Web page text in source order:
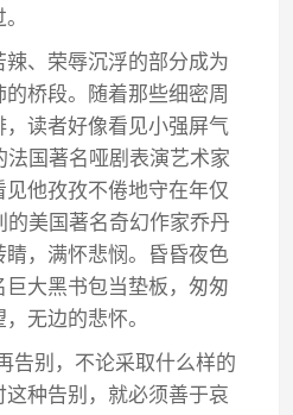
、荣辱沉浮的部分成为
桥段。随着那些细密周
读者好像看见小强屏气
法国著名哑剧表演艺术家
他孜孜不倦地守在年仅
的美国著名奇幻作家乔丹
，满怀悲悯。昏昏夜色
大黑书包当垫板，匆匆
无边的悲怀。
告别，不论采取什么样的
种告别，就必须善于哀